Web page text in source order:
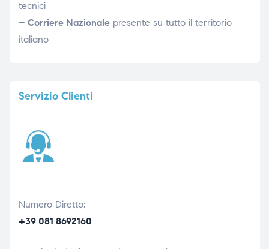
tecnici
– Corriere Nazionalepresente su tutto il territorio
italiano
ServizioClienti
Numero Diretto:
+39 081 8692160